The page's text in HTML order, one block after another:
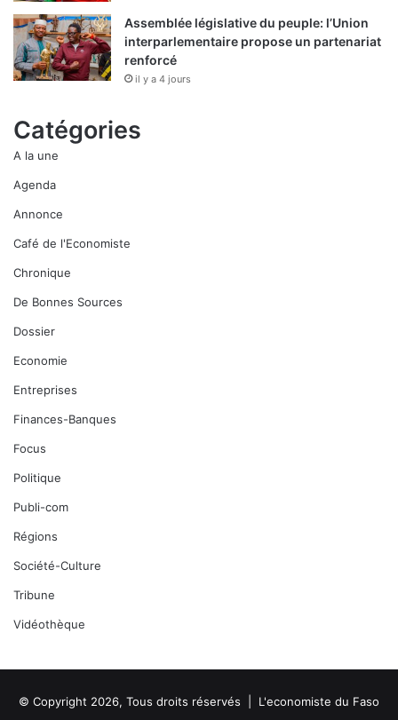
Assemblée législative du peuple: l’Union
interparlementaire propose un partenariat
renforcé
il y a 4 jours
Catégories
A la une
Agenda
Annonce
Café de l'Economiste
Chronique
De Bonnes Sources
Dossier
Economie
Entreprises
Finances-Banques
Focus
Politique
Publi-com
Régions
Société-Culture
Tribune
Vidéothèque
© Copyright 2026, Tous droits réservés | L'economiste du Faso